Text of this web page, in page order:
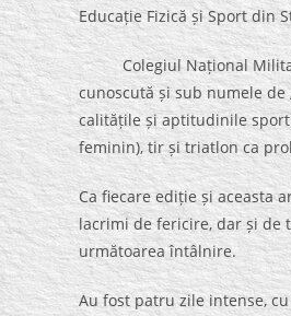
Educație Fizică și Sport din
Colegiul Național Militar
cunoscută și sub numele
calitățile și aptitudinile
feminin), tir și triatlon ca
Ca fiecare ediție și aceasta
lacrimi de fericire, dar și de
următoarea întâlnire.
Au fost patru zile intense,